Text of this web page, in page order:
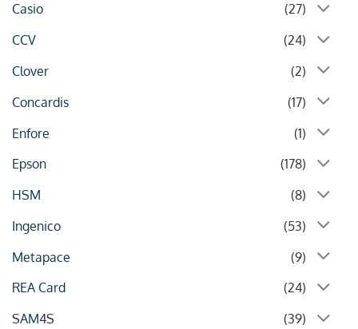
Casio
(27)
CCV
(24)
Clover
(2)
Concardis
(17)
Enfore
(1)
Epson
(178)
HSM
(8)
Ingenico
(53)
Metapace
(9)
REA Card
(24)
SAM4S
(39)